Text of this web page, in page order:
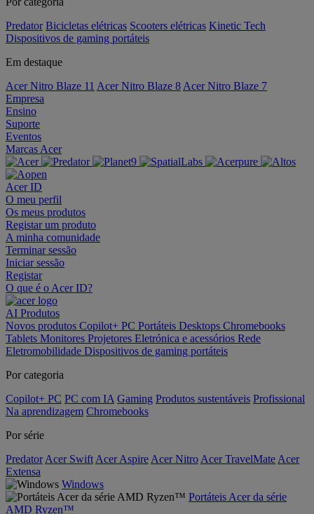
Predator Bicicletas elétricas Scooters elétricas Kinetic Tech
Dispositivos de gaming portáteis
Em destaque
Acer Nitro Blaze 11 Acer Nitro Blaze 8 Acer Nitro Blaze 7
Empresa
Ensino
Suporte
Eventos
Marcas Acer
Acer ID
O meu perfil
Os meus produtos
Registar um produto
A minha comunidade
Terminar sessão
Iniciar sessão
Registar
O que é o Acer ID?
AI Produtos
Novos produtos Copilot+ PC Portáteis Desktops Chromebooks
Tablets Monitores Projetores Eletrónica e acessórios Rede
Eletromobilidade Dispositivos de gaming portáteis
Por categoria
Copilot+ PC PC com IA Gaming Produtos sustentáveis Profissional
Na aprendizagem Chromebooks
Por série
Predator Acer Swift Acer Aspire Acer Nitro Acer TravelMate Acer
Extensa
Windows
Portáteis Acer da série
AMD Ryzen™